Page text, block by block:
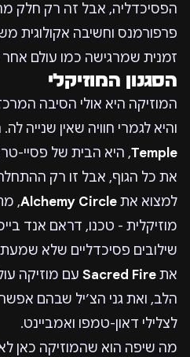
הפסיכדליה, אבל זה רק חלק
פרפורמנס וחשיבה אקולוגית
זמנית שמרגישה כמו עולם אחר
הסגנון המוזיקלי
המוזיקה היא אולי הסיבה
והיא לגמרי חוויה שאין שנייה
Temple, היא הבית של פסיי-
את כל הגוף, אבל זו רק
למצוא אתAlchemy Circle
,
מוזיקלית - טכנו, דראם אנד
שילובים פסיכדליים שלא
אתSacred Fire עם מוזיקה
הלב, ואת גני הצ’יל שבהם אפשר
לצלילי דאון-טמפו ואמביינט.
מה שיפה הוא שהמוזיקה כאן